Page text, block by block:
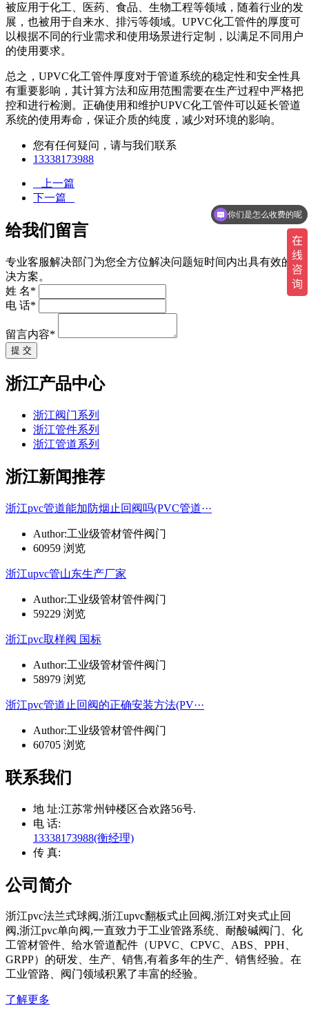
被应用于化工、医药、食品、生物工程等领域，随着行业的发
展，也被用于自来水、排污等领域。UPVC化工管件的厚度可
以根据不同的行业需求和使用场景进行定制，以满足不同用户
的使用要求。
总之，UPVC化工管件厚度对于管道系统的稳定性和安全性具
有重要影响，其计算方法和应用范围需要在生产过程中严格把
控和进行检测。正确使用和维护UPVC化工管件可以延长管道
系统的使用寿命，保证介质的纯度，减少对环境的影响。
您有任何疑问，请与我们联系
13338173988
上一篇
下一篇
给我们留言
专业客服解决部门为您全方位解决问题短时间内出具有效的解
决方案。
姓 名*
电 话*
留言内容*
提 交
浙江产品中心
浙江阀门系列
浙江管件系列
浙江管道系列
浙江新闻推荐
浙江pvc管道能加防烟止回阀吗(PVC管道···
Author:工业级管材管件阀门
60959 浏览
浙江upvc管山东生产厂家
Author:工业级管材管件阀门
59229 浏览
浙江pvc取样阀 国标
Author:工业级管材管件阀门
58979 浏览
浙江pvc管道止回阀的正确安装方法(PV···
Author:工业级管材管件阀门
60705 浏览
联系我们
地 址:江苏常州钟楼区合欢路56号.
电 话:
13338173988(衡经理)
传 真:
公司简介
浙江pvc法兰式球阀,浙江upvc翻板式止回阀,浙江对夹式止回
阀,浙江pvc单向阀,一直致力于工业管路系统、耐酸碱阀门、化
工管材管件、给水管道配件（UPVC、CPVC、ABS、PPH、
GRPP）的研发、生产、销售,有着多年的生产、销售经验。在
工业管路、阀门领域积累了丰富的经验。
了解更多
你们是怎么收费的呢